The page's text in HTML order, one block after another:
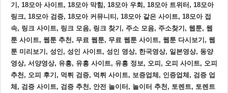
기, 18모아 사이트, 18모아 막힘, 18모아 우회, 18모아 트위터, 18모아
링크, 18모아 검증, 18모아 커뮤니티, 18모아 같은 사이트, 18모아 접
속, 링크 사이트, 링크 모음, 링크 찾기, 주소 모음, 주소찾기, 웹툰, 웹
툰 사이트, 웹툰 추천, 무료 웹툰, 무료 웹툰 사이트, 웹툰 다시보기, 웹
툰 미리보기, 성인, 성인 사이트, 성인 영상, 한국영상, 일본영상, 동양
영상, 서양영상, 유흥, 유흥 사이트, 유흥 정보, 오피, 오피 사이트, 오피
추천, 오피 후기, 먹튀 검증, 먹튀 사이트, 보증업체, 인증업체, 검증 업
체, 검증 사이트, 검증 추천, 안전 놀이터, 놀이터 추천, 토렌트, 토렌트